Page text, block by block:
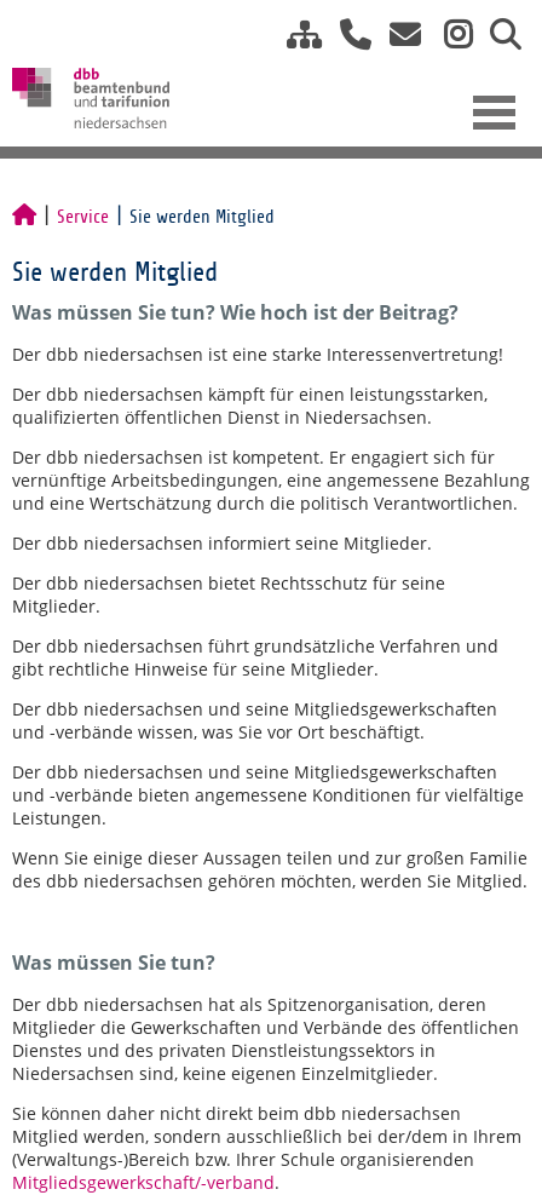
Service Sie werden Mitglied
Sie werden Mitglied
Was müssen Sie tun? Wie hoch ist der Beitrag?
Der dbb niedersachsen ist eine starke Interessenvertretung!
Der dbb niedersachsen kämpft für einen leistungsstarken,
qualifizierten öffentlichen Dienst in Niedersachsen.
Der dbb niedersachsen ist kompetent. Er engagiert sich für
vernünftige Arbeitsbedingungen, eine angemessene Bezahlung
und eine Wertschätzung durch die politisch Verantwortlichen.
Der dbb niedersachsen informiert seine Mitglieder.
Der dbb niedersachsen bietet Rechtsschutz für seine
Mitglieder.
Der dbb niedersachsen führt grundsätzliche Verfahren und
gibt rechtliche Hinweise für seine Mitglieder.
Der dbb niedersachsen und seine Mitgliedsgewerkschaften
und -verbände wissen, was Sie vor Ort beschäftigt.
Der dbb niedersachsen und seine Mitgliedsgewerkschaften
und -verbände bieten angemessene Konditionen für vielfältige
Leistungen.
Wenn Sie einige dieser Aussagen teilen und zur großen Familie
des dbb niedersachsen gehören möchten, werden Sie Mitglied.
Was müssen Sie tun?
Der dbb niedersachsen hat als Spitzenorganisation, deren
Mitglieder die Gewerkschaften und Verbände des öffentlichen
Dienstes und des privaten Dienstleistungssektors in
Niedersachsen sind, keine eigenen Einzelmitglieder.
Sie können daher nicht direkt beim dbb niedersachsen
Mitglied werden, sondern ausschließlich bei der/dem in Ihrem
(Verwaltungs-)Bereich bzw. Ihrer Schule organisierenden
Mitgliedsgewerkschaft/-verband.